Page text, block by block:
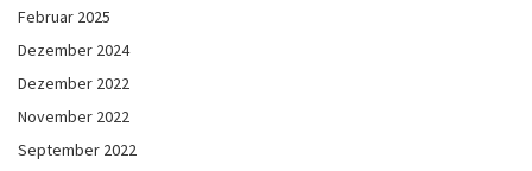
Februar 2025
Dezember 2024
Dezember 2022
November 2022
September 2022